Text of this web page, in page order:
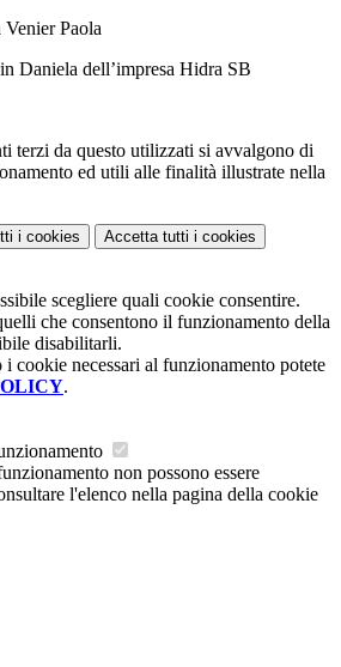
Paola
Daniela dell’impresa Hidra SB
terzi da questo utilizzati si avvalgono di
ed utili alle finalità illustrate nella
i cookies Accetta tutti i cookies
scegliere quali cookie consentire.
che consentono il funzionamento della
disabilitarli.
i cookie necessari al funzionamento potete
.
non possono essere
l'elenco nella pagina della cookie